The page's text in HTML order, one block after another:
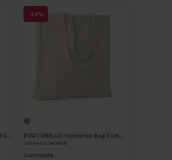
NATA Umweltfreundliche RPET Filztasche für Events
-24%
Jetzt konfigurieren!
PORTOBELLO Shopping Bag Cotton 140g/m²
GiftRetail MO9595
Günstigste: